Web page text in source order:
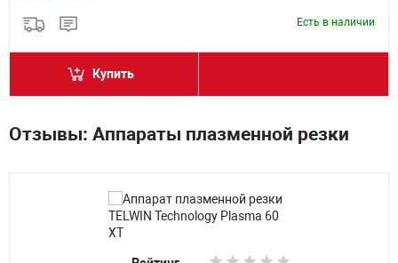
Есть в наличии
Купить
Отзывы: Аппараты плазменной резки